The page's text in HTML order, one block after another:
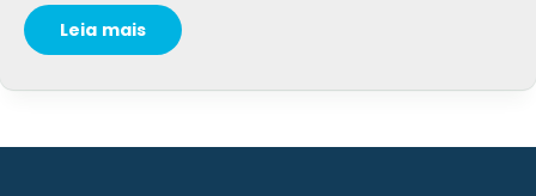
Leia mais